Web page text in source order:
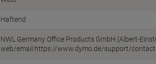
Haftend
NWL Germany Office Products GmbH (Albert-
web/email:https://www.dymo.de/support/